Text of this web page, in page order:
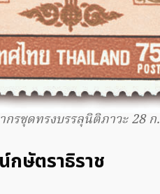
รชุดทรงบรรลุนิติภาวะ 28 ก
กษัตราธิราช